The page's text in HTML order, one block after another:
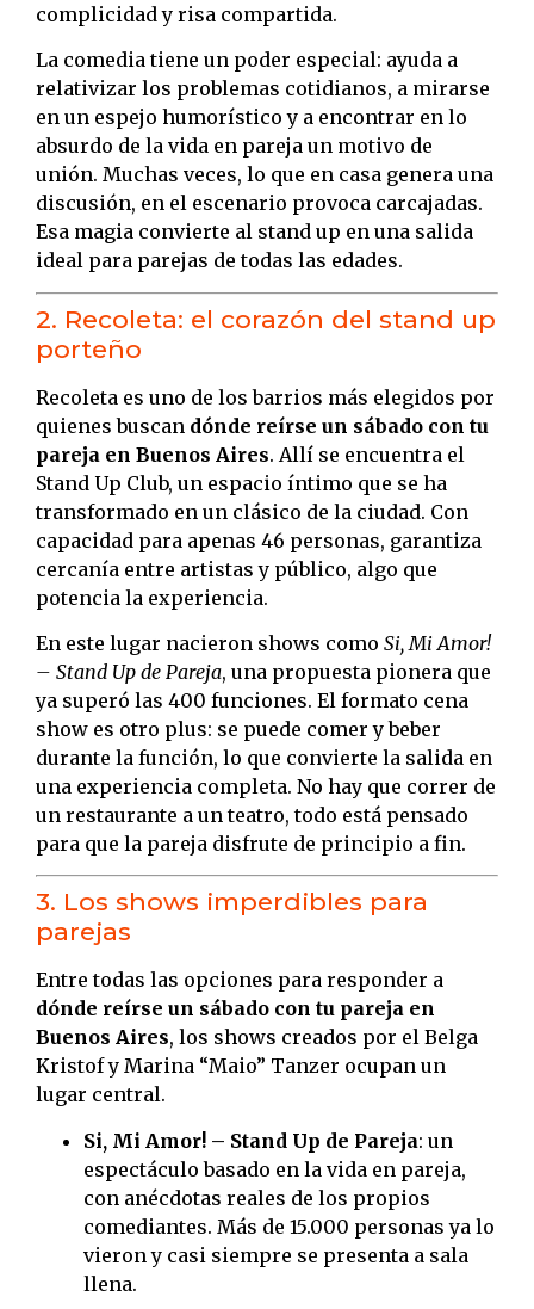
complicidad y risa compartida.
La comedia tiene un poder especial: ayuda a
relativizar los problemas cotidianos, a mirarse
en un espejo humorístico y a encontrar en lo
absurdo de la vida en pareja un motivo de
unión. Muchas veces, lo que en casa genera una
discusión, en el escenario provoca carcajadas.
Esa magia convierte al stand up en una salida
ideal para parejas de todas las edades.
2. Recoleta: el corazón del stand up
porteño
Recoleta es uno de los barrios más elegidos por
quienes buscan dónde reírse un sábado con tu
pareja en Buenos Aires. Allí se encuentra el
Stand Up Club, un espacio íntimo que se ha
transformado en un clásico de la ciudad. Con
capacidad para apenas 46 personas, garantiza
cercanía entre artistas y público, algo que
potencia la experiencia.
En este lugar nacieron shows como Si, Mi Amor!
– Stand Up de Pareja, una propuesta pionera que
ya superó las 400 funciones. El formato cena
show es otro plus: se puede comer y beber
durante la función, lo que convierte la salida en
una experiencia completa. No hay que correr de
un restaurante a un teatro, todo está pensado
para que la pareja disfrute de principio a fin.
3. Los shows imperdibles para
parejas
Entre todas las opciones para responder a
dónde reírse un sábado con tu pareja en
Buenos Aires, los shows creados por el Belga
Kristof y Marina “Maio” Tanzer ocupan un
lugar central.
Si, Mi Amor! – Stand Up de Pareja: un
espectáculo basado en la vida en pareja,
con anécdotas reales de los propios
comediantes. Más de 15.000 personas ya lo
vieron y casi siempre se presenta a sala
llena.